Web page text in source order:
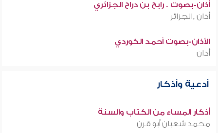
أذان-بصوت . رابح بن دراح الجزائري
أذان ,الجزائر
الأذان-بصوت أحمد الكوردي
أذان
أدعية وأذكار
أذكار المساء من الكتاب والسنة
محمد شعبان أبو قرن